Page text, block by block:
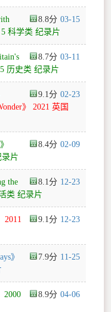
8.8 03-15
5 科学类 纪录片
8.7 03-11
5 历史类 纪录片
9.1 02-23
》 2021 英国
8.4 02-09
录片
8.1 12-23
the
类 纪录片
9.1 12-23
2011
7.9 11-25
》
8.9 04-06
2000